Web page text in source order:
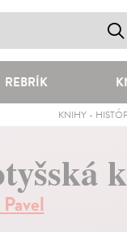
REBRÍK
KNIHY-